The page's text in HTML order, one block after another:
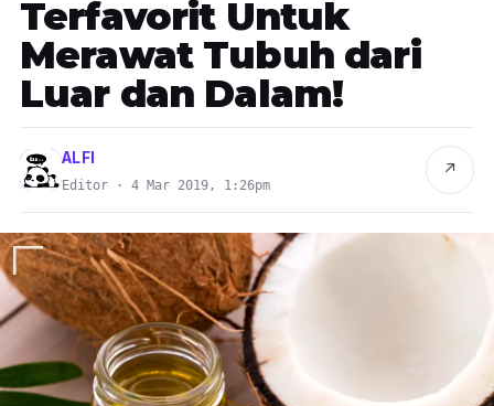
Terfavorit Untuk
Merawat Tubuh dari
Luar dan Dalam!
ALFI
Editor · 4 Mar 2019, 1:26pm
↗